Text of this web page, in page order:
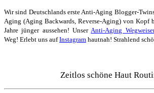
Wir sind Deutschlands erste Anti-Aging Blogger-
Aging (Aging Backwards, Reverse-Aging) von Kopf
Jahre jünger aussehen! Unser Anti-Aging
Weg! Erlebt uns aufInstagram hautnah! Strahlend
Zeitlos schöne Haut